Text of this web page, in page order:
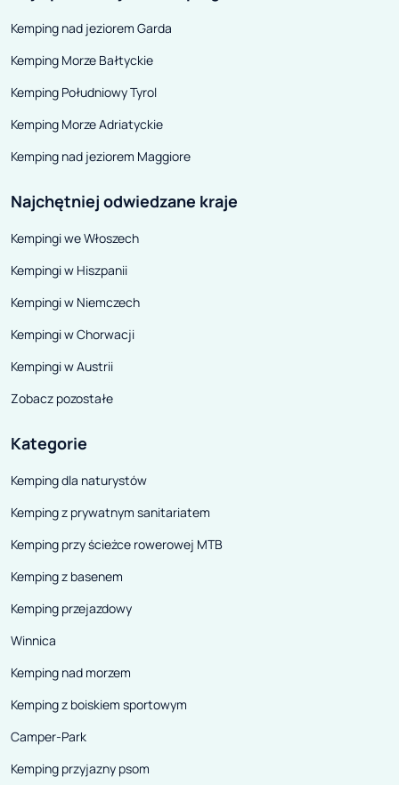
Kemping nad jeziorem Garda
Kemping Morze Bałtyckie
Kemping Południowy Tyrol
Kemping Morze Adriatyckie
Kemping nad jeziorem Maggiore
Najchętniej odwiedzane kraje
Kempingi we Włoszech
Kempingi w Hiszpanii
Kempingi w Niemczech
Kempingi w Chorwacji
Kempingi w Austrii
Zobacz pozostałe
Kategorie
Kemping dla naturystów
Kemping z prywatnym sanitariatem
Kemping przy ścieżce rowerowej MTB
Kemping z basenem
Kemping przejazdowy
Winnica
Kemping nad morzem
Kemping z boiskiem sportowym
Camper-Park
Kemping przyjazny psom